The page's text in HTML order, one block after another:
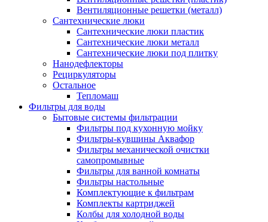
Вентиляционные решетки (металл)
Сантехнические люки
Сантехнические люки пластик
Сантехнические люки металл
Сантехнические люки под плитку
Нанодефлекторы
Рециркуляторы
Остальное
Тепломаш
Фильтры для воды
Бытовые системы фильтрации
Фильтры под кухонную мойку
Фильтры-кувшины Аквафор
Фильтры механической очистки
самопромывные
Фильтры для ванной комнаты
Фильтры настольные
Комплектующие к фильтрам
Комплекты картриджей
Колбы для холодной воды